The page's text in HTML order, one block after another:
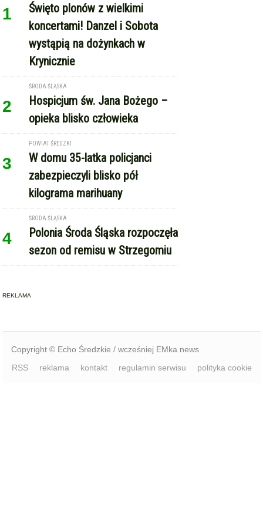
1
Święto plonów z wielkimi
koncertami! Danzel i Sobota
wystąpią na dożynkach w
Krynicznie
2
ŚRODA ŚLĄSKA
Hospicjum św. Jana Bożego –
opieka blisko człowieka
3
POWIAT ŚREDZKI
W domu 35-latka policjanci
zabezpieczyli blisko pół
kilograma marihuany
4
ŚRODA ŚLĄSKA
Polonia Środa Śląska rozpoczęła
sezon od remisu w Strzegomiu
REKLAMA
Copyright © Echo Średzkie / wcześniej EMka.news
RSS
reklama kontakt regulamin serwisu polityka cookie